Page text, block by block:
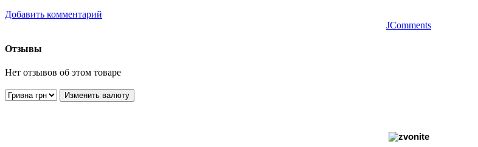
Добавить комментарий
JComments
Отзывы
Нет отзывов об этом товаре